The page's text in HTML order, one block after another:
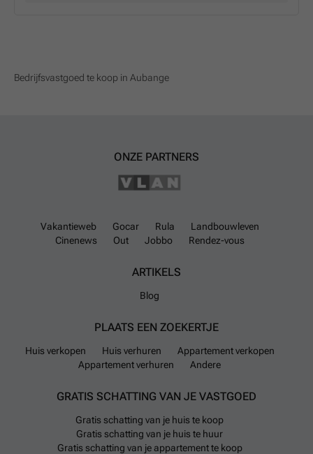
Bedrijfsvastgoed te koop in Aubange
ONZE PARTNERS
Vakantieweb Gocar Rula
Landbouwleven
Cinenews
Out Jobbo Rendez-vous
ARTIKELS
Blog
PLAATS EEN ZOEKERTJE
Huis verkopen Huis verhuren
Appartement verkopen
Appartement verhuren
Andere
GRATIS SCHATTING VAN JE VASTGOED
Gratis schatting van je huis te koop
Gratis schatting van je huis te huur
Gratis schatting van je appartement te koop